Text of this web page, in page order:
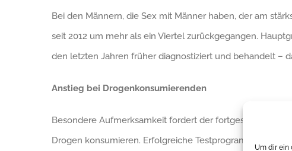
Um dir ein
Bei den Männern, die Sex mit Männer haben, der am
seit 2012 um mehr als ein Viertel zurückgegangen.
den letzten Jahren früher diagnostiziert und behandelt –
Anstieg bei Drogenkonsumierenden
Besondere Aufmerksamkeit fordert der fortgesetzte
Drogen konsumieren. Erfolgreiche Testprogramme für